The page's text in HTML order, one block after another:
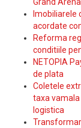
Imobiliarele
acordate
Reforma
conditiile
NETOPIA
de plata
Coletele
taxa
logistica